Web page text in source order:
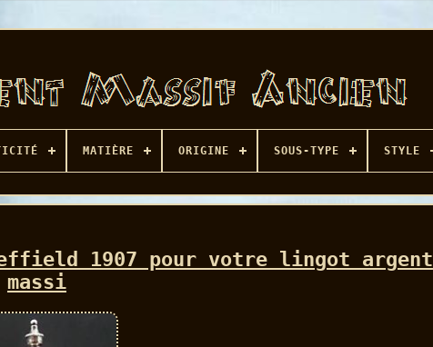
MATIÈRE ORIGINE SOUS-TYPE STYLE
1907 pour votre lingot argent
massi